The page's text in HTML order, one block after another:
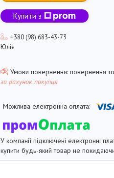
Купити з
+380 (98) 683-43-73
Юлія
повернення
за рахунок покупця
У компанії підключені електронні
купити будь-який товар не